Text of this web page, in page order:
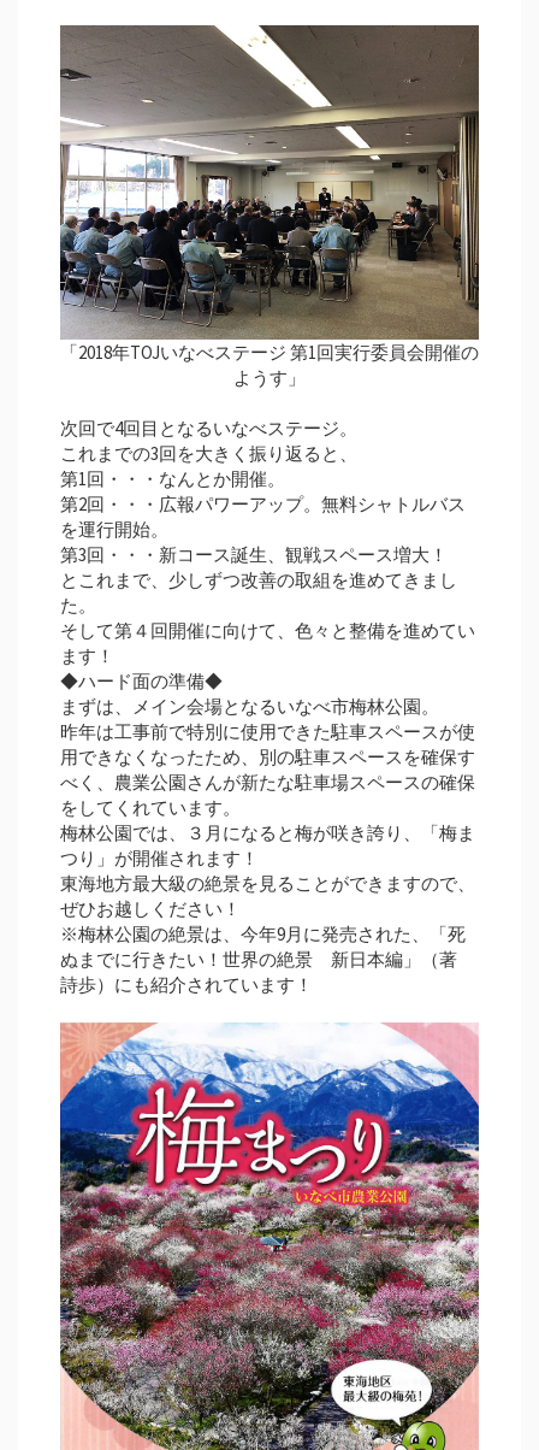
「2018年TOJいなべステージ 第1回実行委員会開催の
ようす」
次回で4回目となるいなべステージ。
これまでの3回を大きく振り返ると、
第1回・・・なんとか開催。
第2回・・・広報パワーアップ。無料シャトルバス
を運行開始。
第3回・・・新コース誕生、観戦スペース増大！
とこれまで、少しずつ改善の取組を進めてきまし
た。
そして第４回開催に向けて、色々と整備を進めてい
ます！
◆ハード面の準備◆
まずは、メイン会場となるいなべ市梅林公園。
昨年は工事前で特別に使用できた駐車スペースが使
用できなくなったため、別の駐車スペースを確保す
べく、農業公園さんが新たな駐車場スペースの確保
をしてくれています。
梅林公園では、３月になると梅が咲き誇り、「梅ま
つり」が開催されます！
東海地方最大級の絶景を見ることができますので、
ぜひお越しください！
※梅林公園の絶景は、今年9月に発売された、「死
ぬまでに行きたい！世界の絶景 新日本編」（著
詩歩）にも紹介されています！